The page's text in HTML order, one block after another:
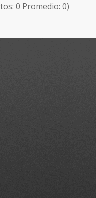
0 Promedio:0)